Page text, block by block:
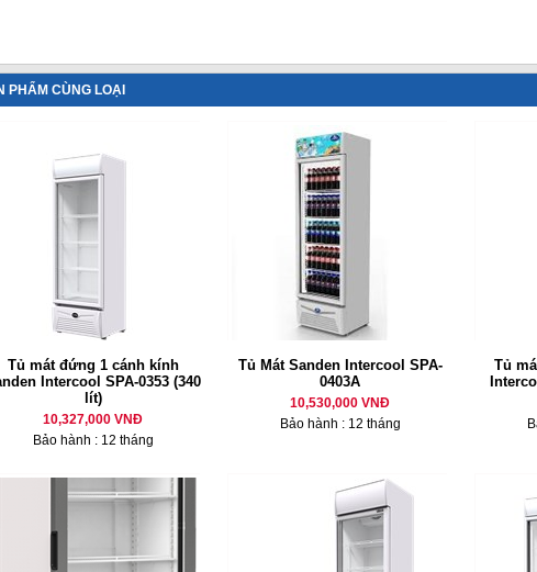
PHẨM CÙNG LOẠI
Tủ mát đứng 1 cánh kính
Intercool SPA-0353 (340
lít)
10,327,000 VNĐ
Bảo hành : 12 tháng
Tủ Mát Sanden Intercool SPA-
0403A
10,530,000 VNĐ
Bảo hành : 12 tháng
Tủ